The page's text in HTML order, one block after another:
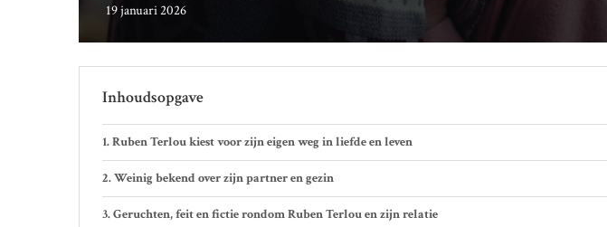
19 januari 2026
Inhoudsopgave
Ruben Terlou kiest voor zijn eigen weg in liefde en leven
Weinig bekend over zijn partner en gezin
Geruchten, feit en fictie rondom Ruben Terlou en zijn relatie